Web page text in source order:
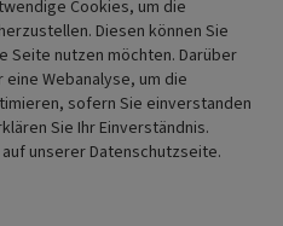
Westfalen. 1.
Jahre Hochbauamt
8.) o. O.
(Hrsg.) (1987) Die
von Häusern und
der Ausstellung der VHS
1987. Frechen.
Cookies, um die
Diesen können Sie
Seite nutzen möchten. Darüber
Webanalyse, um die
sofern Sie einverstanden
Sie Ihr Einverständnis.
unserer Datenschutzseite.